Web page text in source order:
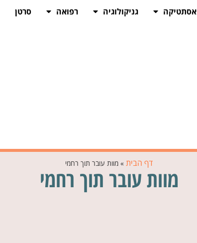
אסתטיקה גניקולוגיה רפואה סרטן
דף הבית » מוות עובר תוך רחמי
מוות עובר תוך רחמי